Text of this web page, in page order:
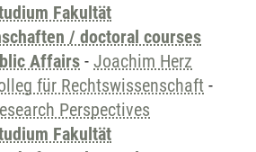
Fakultät
/ doctoral courses
Affairs - Joachim Herz
für Rechtswissenschaft -
Perspectives
Fakultät